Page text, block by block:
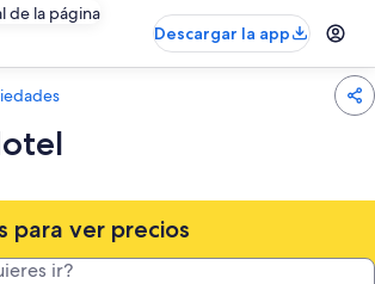
de la página
Descargar la app
para ver precios
ir?